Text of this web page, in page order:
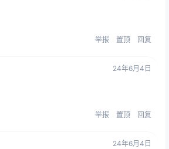
举报 置顶 回复
24年6月4日
举报 置顶 回复
24年6月4日